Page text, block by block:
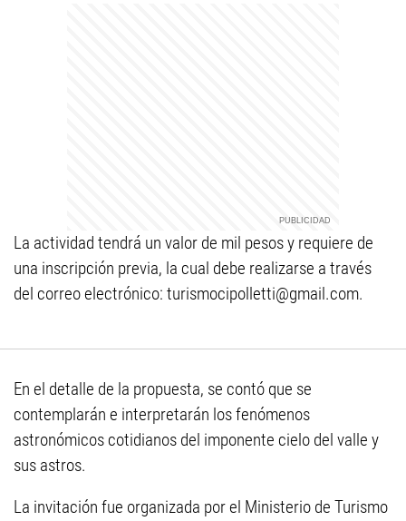
La actividad tendrá un valor de mil pesos y requiere de
una inscripción previa, la cual debe realizarse a través
del correo electrónico: turismocipolletti@gmail.com.
En el detalle de la propuesta, se contó que se
contemplarán e interpretarán los fenómenos
astronómicos cotidianos del imponente cielo del valle y
sus astros.
La invitación fue organizada por el Ministerio de Turismo